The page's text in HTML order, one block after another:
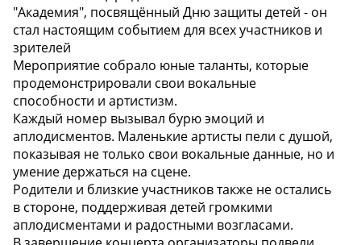
"Академия", посвящённый Дню защиты детей - он
стал настоящим событием для всех участников и
зрителей
Мероприятие собрало юные таланты, которые
продемонстрировали свои вокальные
способности и артистизм.
Каждый номер вызывал бурю эмоций и
аплодисментов. Маленькие артисты пели с душой,
показывая не только свои вокальные данные, но и
умение держаться на сцене.
Родители и близкие участников также не остались
в стороне, поддерживая детей громкими
аплодисментами и радостными возгласами.